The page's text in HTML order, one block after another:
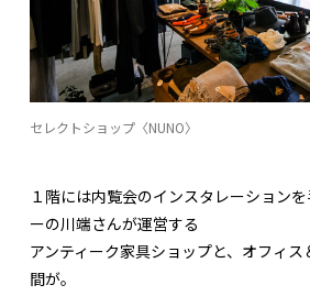
セレクトショップ〈NUNO〉
１階には内覧会のインスタレーション
ーの川端さんが運営する
アンティーク家具ショップと、オフィ
間が。